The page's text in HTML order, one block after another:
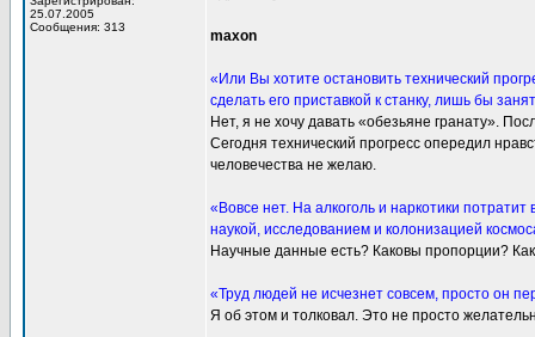
25.07.2005
Сообщения: 313
maxon
«Или Вы хотите остановить технический
сделать его приставкой к станку, лишь бы
Нет, я не хочу давать «обезьяне гранату».
Сегодня технический прогресс опередил
человечества не желаю.
«Вовсе нет. На алкоголь и наркотики
наукой, исследованием и колонизацией
Научные данные есть? Каковы пропорции?
«Труд людей не исчезнет совсем, просто он
Я об этом и толковал. Это не просто